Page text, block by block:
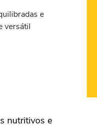
e
versátil
nutritivos e